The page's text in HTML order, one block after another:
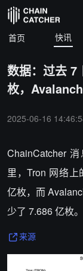
首页 快讯
数据：过去 7
枚，
2025-06-16
ChainCatcher
里，Tron 网络
亿枚，而
少了 7.686 亿枚。
来源